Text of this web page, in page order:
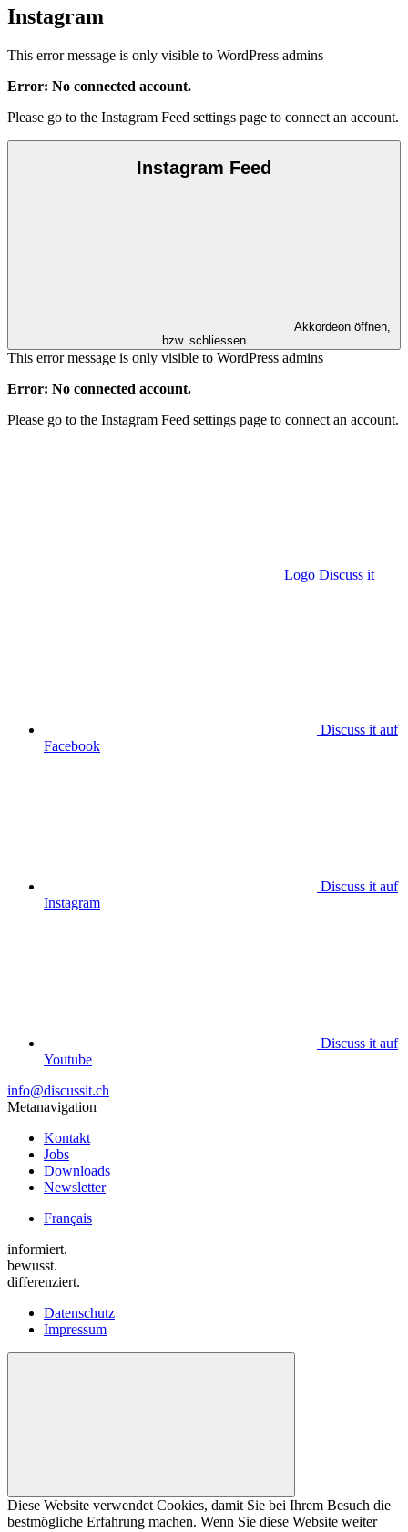
Instagram
This error message is only visible to WordPress admins
Error: No connected account.
Please go to the Instagram Feed settings page to connect an account.
Instagram Feed
Akkordeon öffnen,
bzw. schliessen
This error message is only visible to WordPress admins
Error: No connected account.
Please go to the Instagram Feed settings page to connect an account.
Logo Discuss it
Discuss it auf
Facebook
Discuss it auf
Instagram
Discuss it auf
Youtube
info@discussit.ch
Metanavigation
Kontakt
Jobs
Downloads
Newsletter
Français
informiert.
bewusst.
differenziert.
Datenschutz
Impressum
Diese Website verwendet Cookies, damit Sie bei Ihrem Besuch die
bestmögliche Erfahrung machen. Wenn Sie diese Website weiter